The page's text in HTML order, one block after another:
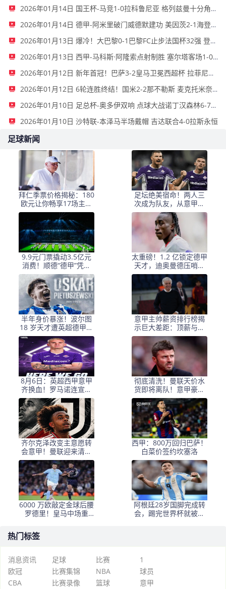
2026年01月14日 国王杯-马竞1-0拉科鲁尼亚 格列兹曼十分角任意球破门+远射中横梁
2026年01月14日 德甲-阿米里破门威德默建功 美因茨2-1海登海姆
2026年01月13日 爆冷！大巴黎0-1巴黎FC止步法国杯32强 登贝莱失单刀埃梅里中框
2026年01月13日 西甲-马科斯·阿隆索点射制胜 塞尔塔客场1-0塞维利亚
2026年01月12日 新年首冠！巴萨3-2皇马卫冕西超杯 拉菲尼亚双响维尼修斯一条龙
2026年01月12日 6轮连胜终结！国米2-2那不勒斯 麦克托米奈双响恰20点射孔蒂染红
2026年01月10日 足总杯-奥多伊双响 点球大战诺丁汉森林6-7雷克瑟姆
2026年01月10日 沙特联-本泽马半场戴帽 吉达联合4-0拉斯永恒
足球新闻
拜仁季票价格揭秘：180
欧元让你畅享17场主场
激情，德甲第二低的秘
密何在？
足坛绝美宿命！两人三
次成为队友，从意甲豪
门一路踢到德甲！
9.9元门票撬动3.5亿元
消费！顺德“德甲”凭什
么？
太重磅！1.2 亿锁定德甲
天才，迪奥曼德压哨加
盟皇马能否坐稳主力
半年身价暴涨！波尔图
18 岁天才遭英超德甲围
猎，为啥他大概率选择
留队？
意甲主帅薪资排行榜揭
示巨大差距：顶薪与底
薪相差15倍
8月6日：英超西甲意甲
齐换血！罗马诺连宣三
笔交易，吉马良斯领衔
夏窗夜
彻底清洗！曼联天价水
货即将离队！意甲豪门
火速接盘
齐尔克泽改变主意愿转
会意甲！曼联迎来清洗
良机，或因拉什福德回
归
西甲：800万回归巴萨！
白菜价签约坎塞洛
6000 万欧敲定金球后腰
罗德里！皇马中场重
阿根廷28岁国脚完成转
会，踢完世界杯就被卖
热门标签
消息资讯 足球 比赛
1
欧冠
比赛集锦 NBA
球员
CBA
比赛录像 篮球 意甲